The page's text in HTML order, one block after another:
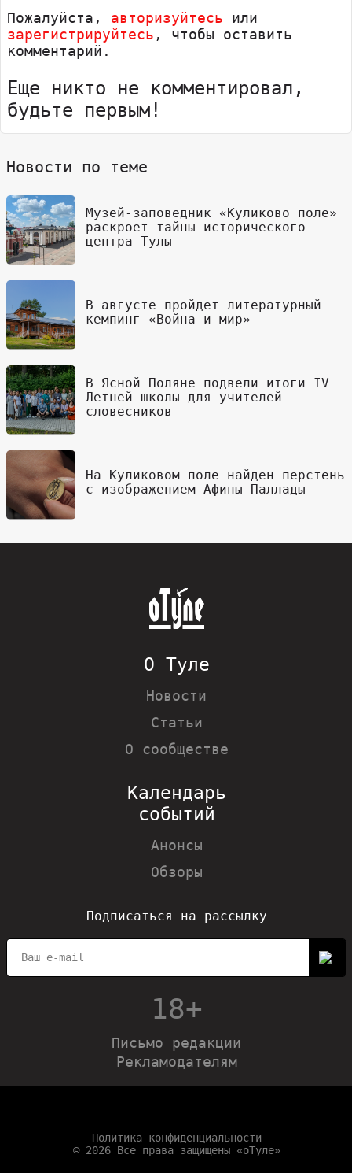
Пожалуйста, авторизуйтесь или
зарегистрируйтесь , чтобы оставить
комментарий.
Еще никто не комментировал,
будьте первым!
Новости по теме
Музей-заповедник «Куликово поле»
раскроет тайны исторического
центра Тулы
В августе пройдет литературный
кемпинг «Война и мир»
В Ясной Поляне подвели итоги IV
Летней школы для учителей-
словесников
На Куликовом поле найден перстень
с изображением Афины Паллады
О Туле
Новости
Статьи
О сообществе
Календарь
событий
Анонсы
Обзоры
Подписаться на рассылку
18+
Письмо редакции
Рекламодателям
© 2026 Все права защищены «оТуле»
Политика конфиденциальности